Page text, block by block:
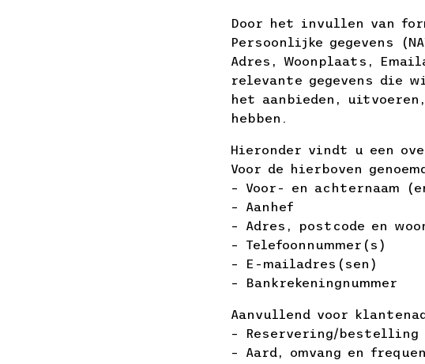
Door het invullen van
Persoonlijke gegevens
Adres, Woonplaats,
relevante gegevens die
het aanbieden,
hebben.
Hieronder vindt u een
Voor de hierboven
– Voor- en achternaam
– Aanhef
– Adres, postcode en
– Telefoonnummer(s)
– E-mailadres(sen)
– Bankrekeningnummer
Aanvullend voor
– Reservering/
– Aard, omvang en